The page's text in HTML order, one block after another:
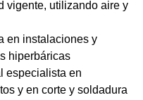
vigente, utilizando aire y
en instalaciones y
hiperbáricas
especialista en
y en corte y soldadura